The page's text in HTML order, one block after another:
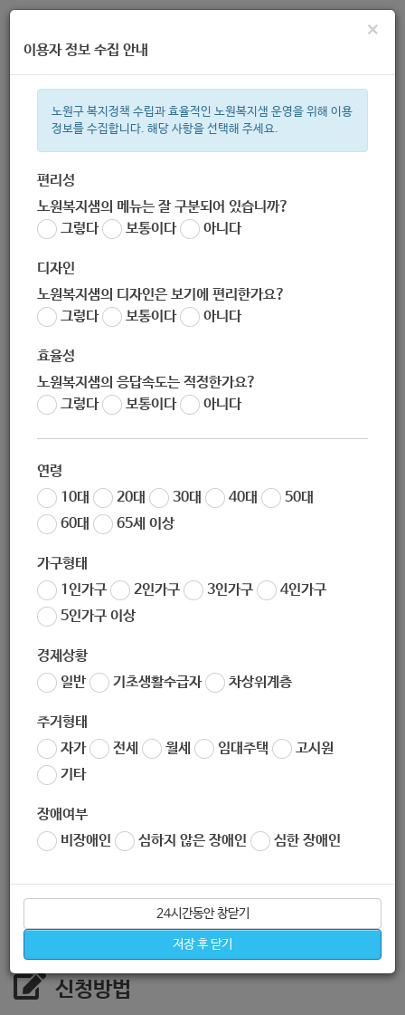
주간 인기검색어
한눈으로 보는 복지 정보
×
이용자 정보 수집 안내
노원구 복지정책 수립과 효율적인 노원복지샘 운영을 위해 이용
정보를 수집합니다. 해당 사항을 선택해 주세요.
편리성
노원복지샘의 메뉴는 잘 구분되어 있습니까?
그렇다
보통이다 아니다
디자인
노원복지샘의 디자인은 보기에 편리한가요?
그렇다
보통이다 아니다
효율성
노원복지샘의 응답속도는 적정한가요?
그렇다
보통이다 아니다
연령
10대
20대 30대 40대
50대
60대
65세 이상
가구형태
1인가구
2인가구 3인가구
4인가구
5인가구 이상
경제상황
일반
기초생활수급자 차상위계층
주거형태
자가
전세 월세 임대주택
고시원
기타
장애여부
비장애인
심하지 않은 장애인 심한 장애인
24시간동안 창닫기
저장 후 닫기
[1인가구지원사업 : 독립생활능
력 프로그램]
지원대상
1. 지원대상: 서울시생활영역권 1인가구
지원내용
1. 지원내용: 건강한 독립생활 영위를 위한 생활환경, 가드닝, 세
대별 주거교육 등 분야별 교육 및 여가 프로그램 제공
신청방법